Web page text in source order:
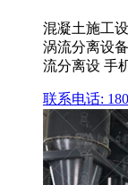
混凝土施工
涡流分离设
流分离设 手
联系电话: